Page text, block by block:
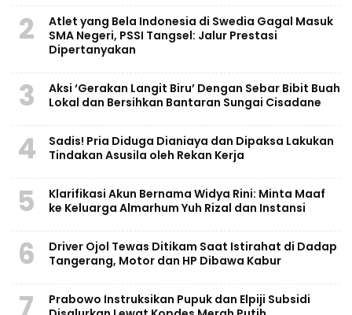
2
Atlet yang Bela Indonesia di Swedia Gagal Masuk
SMA Negeri, PSSI Tangsel: Jalur Prestasi
Dipertanyakan
3
Aksi ‘Gerakan Langit Biru’ Dengan Sebar Bibit Buah
Lokal dan Bersihkan Bantaran Sungai Cisadane
4
Sadis! Pria Diduga Dianiaya dan Dipaksa Lakukan
Tindakan Asusila oleh Rekan Kerja
5
Klarifikasi Akun Bernama Widya Rini: Minta Maaf
ke Keluarga Almarhum Yuh Rizal dan Instansi
6
Driver Ojol Tewas Ditikam Saat Istirahat di Dadap
Tangerang, Motor dan HP Dibawa Kabur
7
Prabowo Instruksikan Pupuk dan Elpiji Subsidi